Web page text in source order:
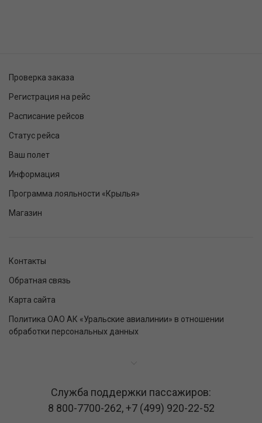
Проверка заказа
Регистрация на рейс
Расписание рейсов
Статус рейса
Ваш полет
Информация
Программа лояльности «Крылья»
Магазин
Контакты
Обратная связь
Карта сайта
Политика ОАО АК «Уральские авиалинии» в отношении
обработки персональных данных
Служба поддержки пассажиров:
8 800-7700-262,+7 (499) 920-22-52